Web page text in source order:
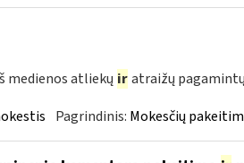
medienos atliekų ir atraižų
Pagrindinis: Mokesčių